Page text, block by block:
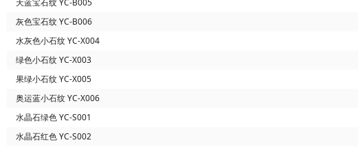
天蓝宝石纹 YC-B005
灰色宝石纹 YC-B006
水灰色小石纹 YC-X004
绿色小石纹 YC-X003
果绿小石纹 YC-X005
奥运蓝小石纹 YC-X006
水晶石绿色 YC-S001
水晶石红色 YC-S002